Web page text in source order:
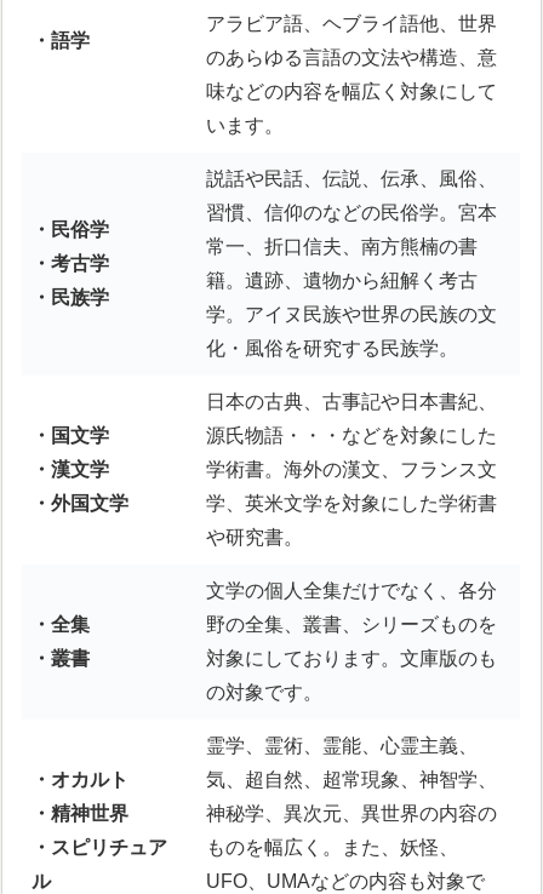
・語学
アラビア語、ヘブライ語他、世界
のあらゆる言語の文法や構造、意
味などの内容を幅広く対象にして
います。
・民俗学
・考古学
・民族学
説話や民話、伝説、伝承、風俗、
習慣、信仰のなどの民俗学。宮本
常一、折口信夫、南方熊楠の書
籍。遺跡、遺物から紐解く考古
学。アイヌ民族や世界の民族の文
化・風俗を研究する民族学。
・国文学
・漢文学
・外国文学
日本の古典、古事記や日本書紀、
源氏物語・・・などを対象にした
学術書。海外の漢文、フランス文
学、英米文学を対象にした学術書
や研究書。
・全集
・叢書
文学の個人全集だけでなく、各分
野の全集、叢書、シリーズものを
対象にしております。文庫版のも
の対象です。
・オカルト
・精神世界
・スピリチュア
ル
霊学、霊術、霊能、心霊主義、
気、超自然、超常現象、神智学、
神秘学、異次元、異世界の内容の
ものを幅広く。また、妖怪、
UFO、UMAなどの内容も対象で